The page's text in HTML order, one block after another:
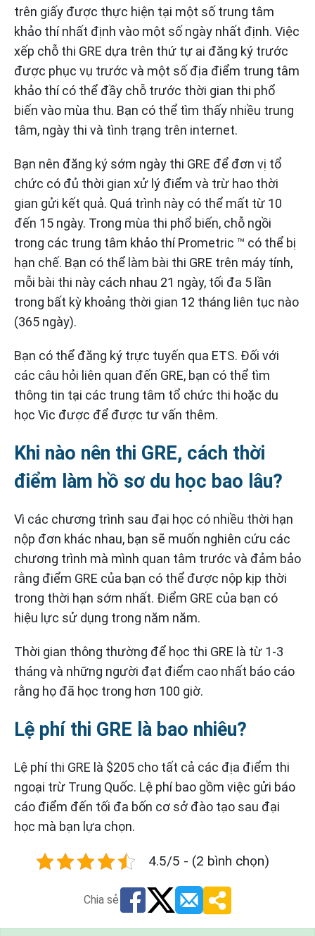
trên giấy được thực hiện tại một số trung tâm
khảo thí nhất định vào một số ngày nhất định. Việc
xếp chỗ thi GRE dựa trên thứ tự ai đăng ký trước
được phục vụ trước và một số địa điểm trung tâm
khảo thí có thể đầy chỗ trước thời gian thi phổ
biến vào mùa thu. Bạn có thể tìm thấy nhiều trung
tâm, ngày thi và tình trạng trên internet.
Bạn nên đăng ký sớm ngày thi GRE để đơn vị tổ
chức có đủ thời gian xử lý điểm và trừ hao thời
gian gửi kết quả. Quá trình này có thể mất từ 10
đến 15 ngày. Trong mùa thi phổ biến, chỗ ngồi
trong các trung tâm khảo thí Prometric ™ có thể bị
hạn chế. Bạn có thể làm bài thi GRE trên máy tính,
mỗi bài thi này cách nhau 21 ngày, tối đa 5 lần
trong bất kỳ khoảng thời gian 12 tháng liên tục nào
(365 ngày).
Bạn có thể đăng ký trực tuyến qua ETS. Đối với
các câu hỏi liên quan đến GRE, bạn có thể tìm
thông tin tại các trung tâm tổ chức thi hoặc du
học Vic được để được tư vấn thêm.
Khi nào nên thi GRE, cách thời
điểm làm hồ sơ du học bao lâu?
Vì các chương trình sau đại học có nhiều thời hạn
nộp đơn khác nhau, bạn sẽ muốn nghiên cứu các
chương trình mà mình quan tâm trước và đảm bảo
rằng điểm GRE của bạn có thể được nộp kịp thời
trong thời hạn sớm nhất. Điểm GRE của bạn có
hiệu lực sử dụng trong năm năm.
Thời gian thông thường để học thi GRE là từ 1-3
tháng và những người đạt điểm cao nhất báo cáo
rằng họ đã học trong hơn 100 giờ.
Lệ phí thi GRE là bao nhiêu?
Lệ phí thi GRE là $205 cho tất cả các địa điểm thi
ngoại trừ Trung Quốc. Lệ phí bao gồm việc gửi báo
cáo điểm đến tối đa bốn cơ sở đào tạo sau đại
học mà bạn lựa chọn.
4.5/5 - (2 bình chọn)
Chia sẻ